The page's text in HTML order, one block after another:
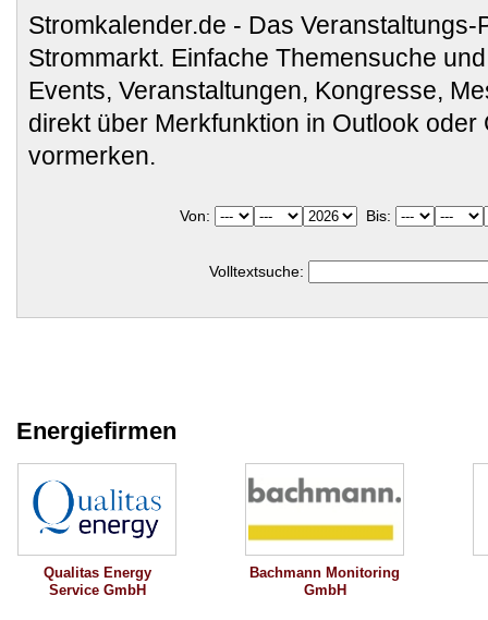
Stromkalender.de - Das Veranstaltungs-
Strommarkt. Einfache Themensuche
Events, Veranstaltungen, Kongresse,
direkt über Merkfunktion in Outlook oder
vormerken.
Von: Bis:
Volltextsuche:
Energiefirmen
Qualitas Energy
Service GmbH
Bachmann Monitoring
GmbH